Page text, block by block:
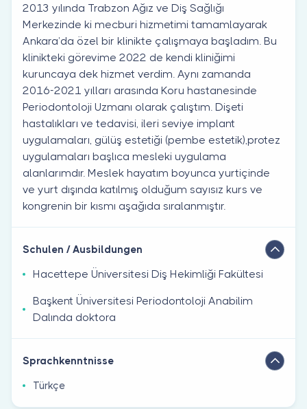
2013 yılında Trabzon Ağız ve Diş Sağlığı
Merkezinde ki mecburi hizmetimi tamamlayarak
Ankara’da özel bir klinikte çalışmaya başladım. Bu
klinikteki görevime 2022 de kendi kliniğimi
kuruncaya dek hizmet verdim. Aynı zamanda
2016-2021 yılları arasında Koru hastanesinde
Periodontoloji Uzmanı olarak çalıştım. Dişeti
hastalıkları ve tedavisi, ileri seviye implant
uygulamaları, gülüş estetiği (pembe estetik),protez
uygulamaları başlıca mesleki uygulama
alanlarımdır. Meslek hayatım boyunca yurtiçinde
ve yurt dışında katılmış olduğum sayısız kurs ve
kongrenin bir kısmı aşağıda sıralanmıştır.
Schulen / Ausbildungen
Hacettepe Üniversitesi Diş Hekimliği Fakültesi
Başkent Üniversitesi Periodontoloji Anabilim
Dalında doktora
Sprachkenntnisse
Türkçe